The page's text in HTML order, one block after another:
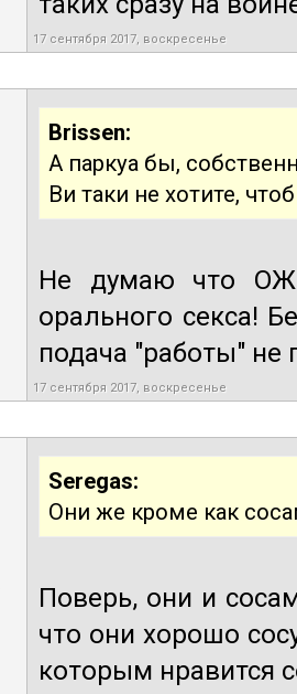
17 сентября 2017, воскресенье
Brissen:
А паркуа бы,
Ви таки не хотите,
Не думаю что
орального секса!
подача "работы" не
17 сентября 2017, воскресенье
Seregas:
Они же кроме как
Поверь, они и
что они хорошо
которым нравится